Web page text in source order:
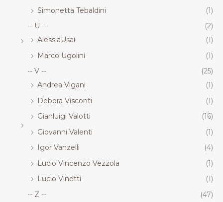
Simonetta Tebaldini
(1)
-- U --
(2)
AlessiaUsai
(1)
Marco Ugolini
(1)
-- V --
(25)
Andrea Vigani
(1)
Debora Visconti
(1)
Gianluigi Valotti
(16)
Giovanni Valenti
(1)
Igor Vanzelli
(4)
Lucio Vincenzo Vezzola
(1)
Lucio Vinetti
(1)
-- Z --
(47)